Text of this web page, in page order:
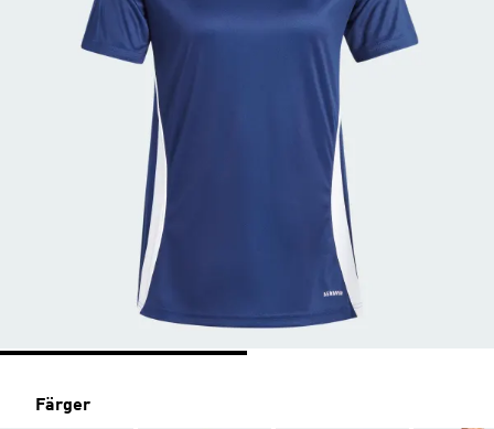
Färger